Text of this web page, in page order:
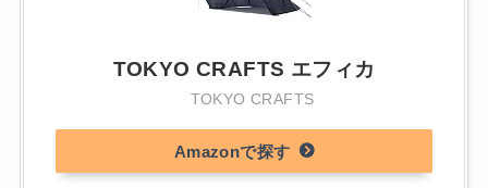
TOKYO CRAFTS エフィカ
TOKYO CRAFTS
Amazon